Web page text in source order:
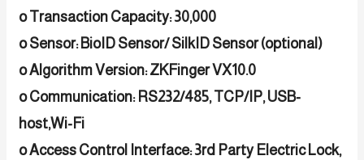
o Transaction Capacity: 30,000
o Sensor: BioID Sensor/ SilkID Sensor (optional)
o Algorithm Version: ZKFinger VX10.0
o Communication: RS232/485, TCP/IP, USB-
host,Wi-Fi
o Access Control Interface: 3rd Party Electric Lock,